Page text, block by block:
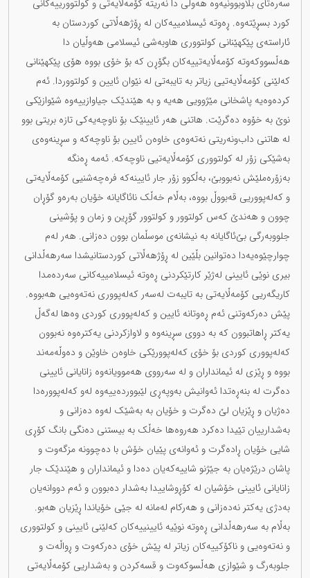
سەرەتای بڵاوبوونیەوە هەوڵی دا نەریتە کۆمەڵایەتی و کولتوورییەکانی
کورد بسڕێتەوە. ڕەوتە ئیسلامییەکان لە ڕۆژهەڵاتی کوردستان بە
ئاراستەی پێکهێنانی کولتووری هاوبەشی ئیسلامی هەوڵیان دا
هەڵسووکەوتە کۆمەڵایەتییەکان بگۆڕن کە بۆ خۆی بووە هۆی پێکهێنانی
کەلێنی کۆمەڵایەتیی زیاتر بە تایبەتی لە نێوان ئایین و کولتووردا. ئەم
کردەوەیە پاشخانی مێژوویی هەیە و بە هێندێک جیاوازییەوە شێوازێکی
نوێ بە خۆوە دەگرێت. هاتنی هەر ئایینێک بۆ ناوچەیەکی تازە بریتی بوو
لە هاتنی داب‌ونەریتی نەتەوەی خاوەن ئایین بۆ ناوچەکە و سڕینەوەی
بەشێکی زۆر لە کولتووری کۆمەڵایەتیی ناوچەکە. ئەمە ڕەنگە
بەزۆرەملێش نەبووبێ، بەڵکوو زۆر جار ئایینەکە فرەچەشنیی کۆمەڵایەتی
و کەلەپووریی قەبووڵ بووە، بەڵام خەڵک نائاگایانە خۆیان بەرەو گۆڕان
چوون و هەندێ کەس کولتوور و کولتوور گۆڕین و زمان و پۆشینی
جلووبەرگی بێ‌ئاگایانە بە نیشانەی موسڵمان بوون دەزانی. هەر لەم
چوارچێوەیەدا دەتوانین بڵێین لە ڕۆژهەڵاتی کوردستانیشدا سەرهەڵدانی
بیری نوێی ئایینی لەژێر کارتێکردنی ڕەوتە ئیسلامییەکانی سەردەمدا
کاریگەریی کۆمەڵایەتی بە تایبەت لەسەر کەلەپووری نەتەوەیی هەبووە.
پێش دەرکەوتنی ئەم ڕەوتانە ئایین و کەلەپووری کوردی وەها لەگەڵ
یەکتر ڕاهاتبوون کە بە دووی سڕینەوە و لاوازکردنی یەکترەوە نەبوون
کەلەپووری کوردی بۆ خۆی کەلەپوورێکی خاوەن خاوێن و دەوڵەمەند
بووە و ڕێزی لە ئیمانداران و لە سەرووی هەموویانەوە زانایانی ئایینی
دەگرت لە بنەڕەتدا ئەوانیش بەوپەڕی لێبووردەییەوە لەو کەلەپوورەدا
دەژیان و ڕێزیان لێ دەگرت و خۆیان بە بەشێک لەوە دەزانی و
بەشدارییان تێیدا دەکرد هەروەها خەڵک بە بیستنی دەنگی بانگ کۆڕی
شایی خۆیان ڕادەگرت و ئەوانەی پێیان خۆش با دەچوونە مزگەوت و
پاشان درێژەیان بە جێژنو شاییەکەیان دەدا و ئیمانداران و هێندێک جار
زانایانی ئایینی خۆشیان لە کۆڕوشاییدا بەشدار دەبوون و ئەم دووانەیان
بەدژی یەکتر نەدەزانی و هەرکام لەمانە لە جێی خۆیاندا ڕێزیان هەبو.
بەڵام بە سەرهەڵدانی ڕەوتە نوێیە ئایینییەکان کەلێنی ئایینی و کولتووری
و نەتەوەیی و ناکۆکییەکان زیاتر لە پێش خۆی دەرکەوت و ڕواڵەت و
جلوبەرگ و شێوازی هەڵسوکەوت و قسەکردن و بەشداریی کۆمەڵایەتی